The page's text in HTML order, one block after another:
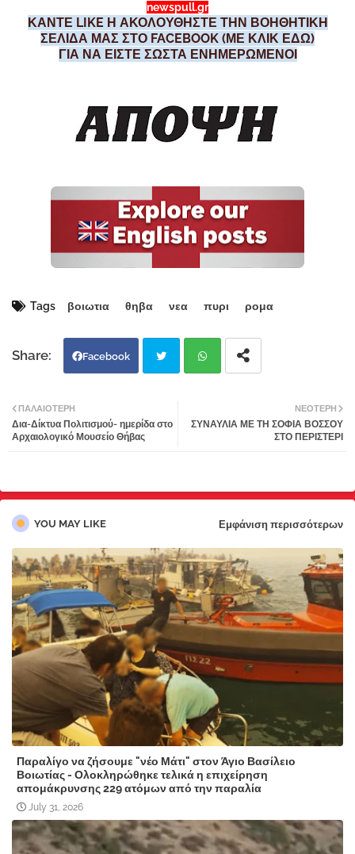
newspull.gr
ΚΑΝΤΕ LIKE Η ΑΚΟΛΟΥΘΗΣΤΕ ΤΗΝ ΒΟΗΘΗΤΙΚΗ
ΣΕΛΙΔΑ ΜΑΣ ΣΤΟ FACEBOOK (ΜΕ ΚΛΙΚ ΕΔΩ)
ΓΙΑ ΝΑ ΕΙΣΤΕ ΣΩΣΤΑ ΕΝΗΜΕΡΩΜΕΝΟΙ
Tags βοιωτια θηβα νεα πυρι ρομα
Facebook
tter atsa
ΝΕΌΤΕΡΗ
ΣΥΝΑΥΛΙΑ ΜΕ ΤΗ ΣΟΦΙΑ ΒΟΣΣΟΥ
ΣΤΟ ΠΕΡΙΣΤΕΡΙ
ΠΑΛΑΙΌΤΕΡΗ
Δια-Δίκτυα Πολιτισμού- ημερίδα στο
Αρχαιολογικό Μουσείο Θήβας
YOU MAY LIKE Εμφάνιση περισσότερων
Παραλίγο να ζήσουμε "νέο Μάτι" στον Άγιο Βασίλειο
Βοιωτίας - Ολοκληρώθηκε τελικά η επιχείρηση
απομάκρυνσης 229 ατόμων από την παραλία
July 31, 2026